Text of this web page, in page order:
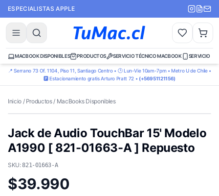
ESPECIALISTAS APPLE
MACBOOK DISPONIBLES PRODUCTOS SERVICIO TÉCNICO MACBOOK SERVICIO
📍 Serrano 73 Of. 1104, Piso 11, Santiago Centro • 🕒 Lun-Vie 10am-7pm • Metro U de Chile •
🅿️ Estacionamiento gratis Arturo Pratt 72 • (+56951121156)
Inicio/ Productos/ MacBooks Disponibles
Jack de Audio TouchBar 15' Modelo
A1990 [ 821-01663-A ] Repuesto
SKU:821-01663-A
$39.990